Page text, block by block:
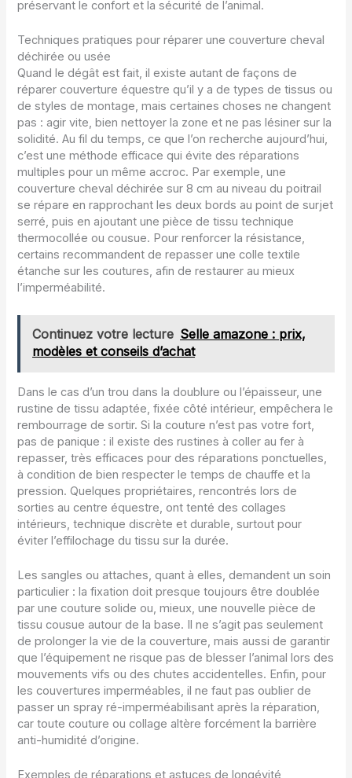
préservant le confort et la sécurité de l’animal.
Techniques pratiques pour réparer une couverture cheval
déchirée ou usée
Quand le dégât est fait, il existe autant de façons de
réparer couverture équestre qu’il y a de types de tissus ou
de styles de montage, mais certaines choses ne changent
pas : agir vite, bien nettoyer la zone et ne pas lésiner sur la
solidité. Au fil du temps, ce que l’on recherche aujourd’hui,
c’est une méthode efficace qui évite des réparations
multiples pour un même accroc. Par exemple, une
couverture cheval déchirée sur 8 cm au niveau du poitrail
se répare en rapprochant les deux bords au point de surjet
serré, puis en ajoutant une pièce de tissu technique
thermocollée ou cousue. Pour renforcer la résistance,
certains recommandent de repasser une colle textile
étanche sur les coutures, afin de restaurer au mieux
l’imperméabilité.
Continuez votre lecture Selle amazone : prix,
modèles et conseils d’achat
Dans le cas d’un trou dans la doublure ou l’épaisseur, une
rustine de tissu adaptée, fixée côté intérieur, empêchera le
rembourrage de sortir. Si la couture n’est pas votre fort,
pas de panique : il existe des rustines à coller au fer à
repasser, très efficaces pour des réparations ponctuelles,
à condition de bien respecter le temps de chauffe et la
pression. Quelques propriétaires, rencontrés lors de
sorties au centre équestre, ont tenté des collages
intérieurs, technique discrète et durable, surtout pour
éviter l’effilochage du tissu sur la durée.
Les sangles ou attaches, quant à elles, demandent un soin
particulier : la fixation doit presque toujours être doublée
par une couture solide ou, mieux, une nouvelle pièce de
tissu cousue autour de la base. Il ne s’agit pas seulement
de prolonger la vie de la couverture, mais aussi de garantir
que l’équipement ne risque pas de blesser l’animal lors des
mouvements vifs ou des chutes accidentelles. Enfin, pour
les couvertures imperméables, il ne faut pas oublier de
passer un spray ré-imperméabilisant après la réparation,
car toute couture ou collage altère forcément la barrière
anti-humidité d’origine.
Exemples de réparations et astuces de longévité